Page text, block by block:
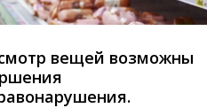
вещей возможны